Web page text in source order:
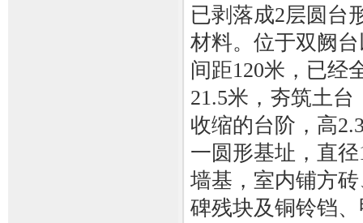
已剥落成2层圆台
材料。位于双阙
间距120米，已经
21.5米，夯筑土
收缩的台阶，高
一圆形基址，直
墙基，室内铺方
碑残块及铜铃铛